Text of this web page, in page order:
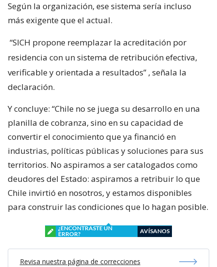
Según la organización, ese sistema sería incluso
más exigente que el actual.
“SICH propone reemplazar la acreditación por
residencia con un sistema de retribución efectiva,
verificable y orientada a resultados” , señala la
declaración.
Y concluye: “Chile no se juega su desarrollo en una
planilla de cobranza, sino en su capacidad de
convertir el conocimiento que ya financió en
industrias, políticas públicas y soluciones para sus
territorios. No aspiramos a ser catalogados como
deudores del Estado: aspiramos a retribuir lo que
Chile invirtió en nosotros, y estamos disponibles
para construir las condiciones que lo hagan posible.
¿ENCONTRASTE UN
ERROR?
AVÍSANOS
Revisa nuestra página de correcciones